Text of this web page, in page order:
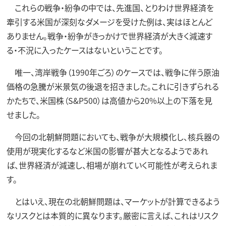
これらの戦争・紛争の中では、先進国、とりわけ世界経済を
牽引する米国が深刻なダメージを受けた例は、実はほとんど
ありません。戦争・紛争がきっかけで世界経済が大きく減速す
る・不況に入ったケースはないということです。
唯一、湾岸戦争（1990年ごろ）のケースでは、戦争に伴う原油
価格の急騰が米景気の後退を招きました。これに引きずられる
かたちで、米国株（S&P500）は高値から20%以上の下落を見
せました。
今回の北朝鮮問題においても、戦争が大規模化し、核兵器の
使用が現実化するなど米国の影響が甚大となるようであれ
ば、世界経済が減速し、相場が崩れていく可能性が考えられま
す。
とはいえ、現在の北朝鮮問題は、マーケットが計算できるよう
なリスクとは本質的に異なります。厳密に言えば、これはリスク